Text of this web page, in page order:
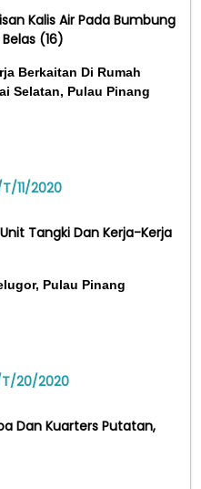
Kalis Air Pada Bumbung
Belas (16)
Berkaitan Di Rumah
Selatan, Pulau Pinang
T/11/2020
Tangki Dan Kerja-Kerja
Pulau Pinang
T/20/2020
Dan Kuarters Putatan,